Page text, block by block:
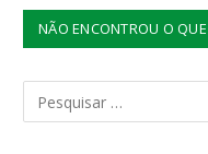
NÃO ENCONTROU O